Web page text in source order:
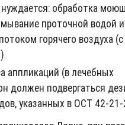
обработка
проточной водой и
горячего воздуха (с
аппликаций (в лечебных
должен подвергаться
указанных в ОСТ 42-